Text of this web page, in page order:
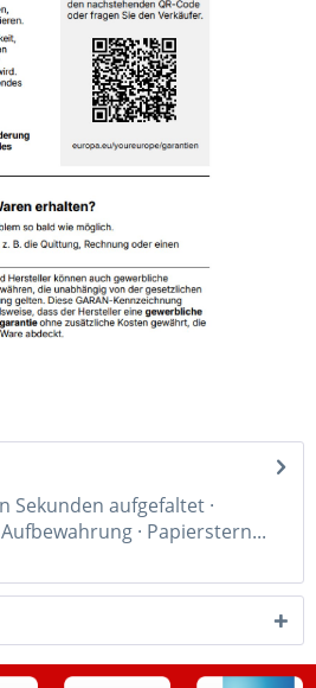
Sekunden aufgefaltet ·
· Papierstern...